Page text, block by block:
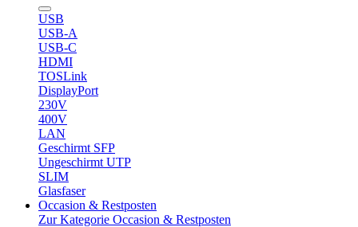
USB
USB-A
USB-C
HDMI
TOSLink
DisplayPort
230V
400V
LAN
Geschirmt SFP
Ungeschirmt UTP
SLIM
Glasfaser
Occasion & Restposten
Zur Kategorie Occasion & Restposten